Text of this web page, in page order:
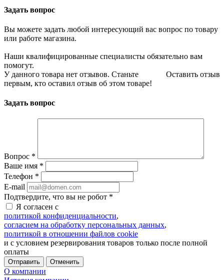
Задать вопрос
Вы можете задать любой интересующий вас вопрос по товару
или работе магазина.
Наши квалифицированные специалисты обязательно вам
помогут.
Оставить отзыв
У данного товара нет отзывов. Станьте
первым, кто оставил отзыв об этом товаре!
Задать вопрос
Вопрос *
Ваше имя *
Телефон *
E-mail
Подтвердите, что вы не робот *
Я согласен с
политикой конфиденциальности,
согласием на обработку персональных данных,
политикой в отношении файлов cookie
и с условием резервирования товаров только после полной
оплаты
Отменить
О компании